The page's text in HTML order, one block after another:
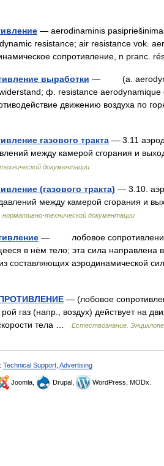
— aerodinaminis
resistance; air resistance vok.
сопротивление, n pranc.
выработки — (a.
ф. resistance aerodynamique
движению воздуха по
газового тракта — 3.11
между камерой сгорания и
документации
(газового тракта) — 3.10.
между камерой сгорания и
технической документации
— лобовое сопротивление,
в нём тело; эта сила направлена
из составляющих аэродинамической
— (лобовое
газ (напр., воздух) действует на
тела …
Естествознание.
Technical Support Advertising
Joomla, Drupal, WordPress, MODx.